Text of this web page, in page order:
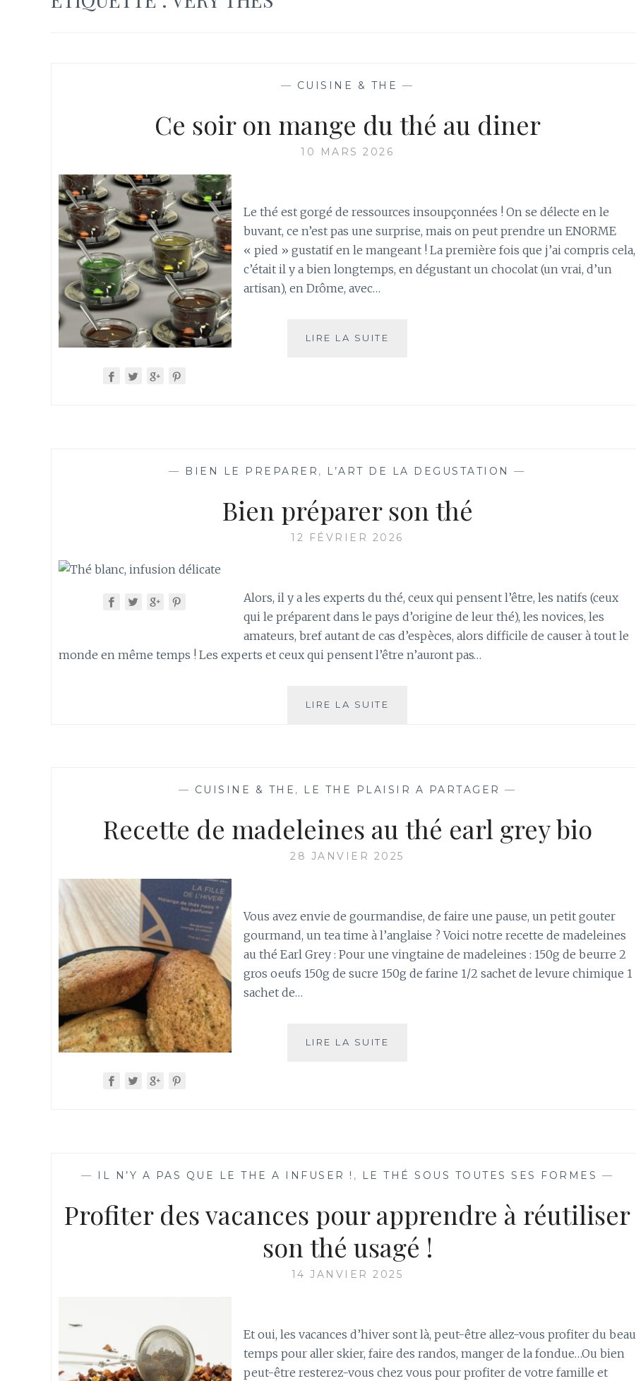
— CUISINE & THE —
Ce soir on mange du thé au diner
10 MARS 2026
Le thé est gorgé de ressources insoupçonnées ! On se délecte en le
buvant, ce n’est pas une surprise, mais on peut prendre un ENORME
« pied » gustatif en le mangeant ! La première fois que j’ai compris cela,
c’était il y a bien longtemps, en dégustant un chocolat (un vrai, d’un
artisan), en Drôme, avec…
LIRE LA SUITE
— BIEN LE PREPARER , L’ART DE LA DEGUSTATION —
Bien préparer son thé
12 FÉVRIER 2026
Alors, il y a les experts du thé, ceux qui pensent l’être, les natifs (ceux
qui le préparent dans le pays d’origine de leur thé), les novices, les
amateurs, bref autant de cas d’espèces, alors difficile de causer à tout le
monde en même temps ! Les experts et ceux qui pensent l’être n’auront pas…
LIRE LA SUITE
— CUISINE & THE , LE THE PLAISIR A PARTAGER —
Recette de madeleines au thé earl grey bio
28 JANVIER 2025
Vous avez envie de gourmandise, de faire une pause, un petit gouter
gourmand, un tea time à l’anglaise ? Voici notre recette de madeleines
au thé Earl Grey : Pour une vingtaine de madeleines : 150g de beurre 2
gros oeufs 150g de sucre 150g de farine 1/2 sachet de levure chimique 1
sachet de…
LIRE LA SUITE
— IL N’Y A PAS QUE LE THE A INFUSER ! , LE THÉ SOUS TOUTES SES FORMES —
Profiter des vacances pour apprendre à réutiliser
son thé usagé !
14 JANVIER 2025
Et oui, les vacances d’hiver sont là, peut-être allez-vous profiter du beau
temps pour aller skier, faire des randos, manger de la fondue…Ou bien
peut-être resterez-vous chez vous pour profiter de votre famille et